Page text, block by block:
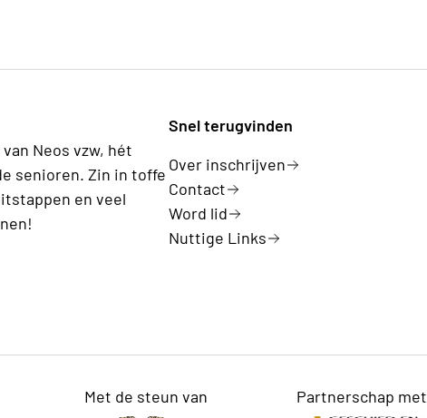
Neos vzw, hét
senioren. Zin in toffe
en veel
Snel terugvinden
Over inschrijven
Contact
Word lid
Nuttige Links
Met de steun van Partnerschap met